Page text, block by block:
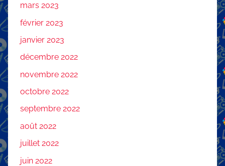
mars 2023
février 2023
janvier 2023
décembre 2022
novembre 2022
octobre 2022
septembre 2022
août 2022
juillet 2022
juin 2022